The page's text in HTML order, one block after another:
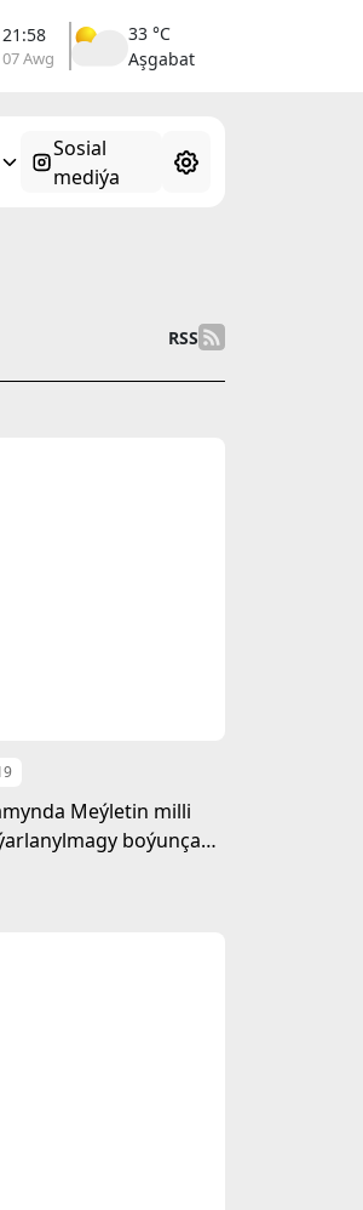
21:58
07 Awg
33 °C
Aşgabat
Sosial
mediýa
RSS
Meýletin milli
boýunça